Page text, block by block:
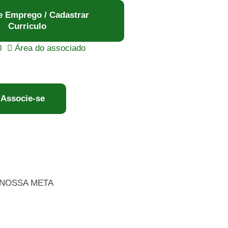
Emprego / Cadastrar
Curriculo
Área do associado
Associe-se
META